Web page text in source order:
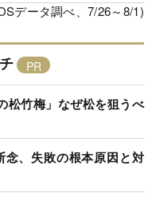
データ調べ、7/26～8/1)
松竹梅」なぜ松を狙うべ
念、失敗の根本原因と対